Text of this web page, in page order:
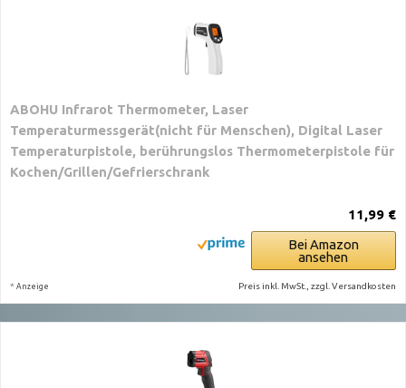
ABOHU Infrarot Thermometer, Laser
Temperaturmessgerät(nicht für Menschen), Digital Laser
Temperaturpistole, berührungslos Thermometerpistole für
Kochen/Grillen/Gefrierschrank
11,99 €
Bei Amazon
ansehen
* Anzeige Preis inkl. MwSt., zzgl. Versandkosten